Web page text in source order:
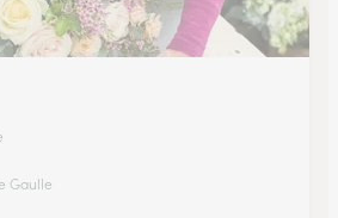
Gaulle